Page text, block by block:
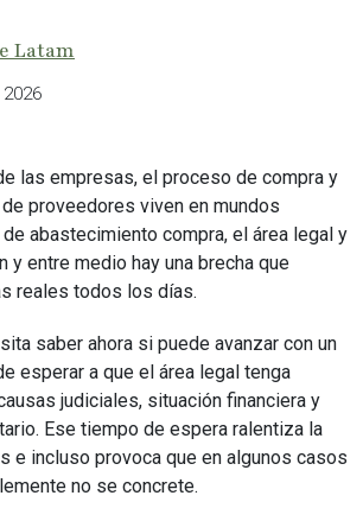
Latam
las empresas, el proceso de compra y
proveedores viven en mundos
abastecimiento compra, el área legal y
y entre medio hay una brecha que
reales todos los días.
saber ahora si puede avanzar con un
esperar a que el área legal tenga
judiciales, situación financiera y
Ese tiempo de espera ralentiza la
e incluso provoca que en algunos casos
no se concrete.